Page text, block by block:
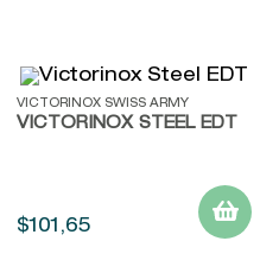
VICTORINOX SWISS ARMY
VICTORINOX STEEL EDT
$101 ,65